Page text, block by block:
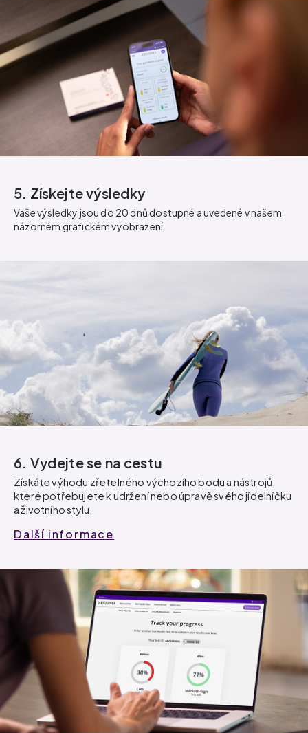
5. Získejte výsledky
Vaše výsledky jsou do 20 dnů dostupné a uvedené v našem
názorném grafickém vyobrazení.
6. Vydejte se na cestu
Získáte výhodu zřetelného výchozího bodu a nástrojů,
které potřebujete k udržení nebo úpravě svého jídelníčku
a životního stylu.
Další informace